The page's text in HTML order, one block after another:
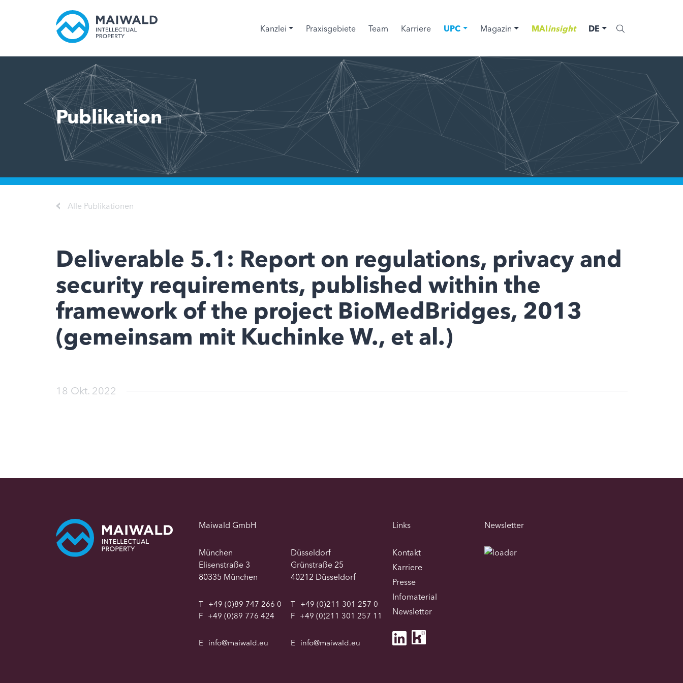
Kanzlei Praxisgebiete Team Karriere UPC Magazin MAIinsight DE
Publikation
Alle Publikationen
Deliverable 5.1: Report on regulations, privacy and
security requirements, published within the
framework of the project BioMedBridges, 2013
(gemeinsam mit Kuchinke W., et al.)
18 Okt. 2022
Maiwald GmbH
München
Elisenstraße 3
80335 München
T +49 (0)89 747 266 0
F +49 (0)89 776 424
E info@maiwald.eu
Düsseldorf
Grünstraße 25
40212 Düsseldorf
T
+49 (0)211 301 257 0
F
+49 (0)211 301 257 11
E info@maiwald.eu
Links
Kontakt
Karriere
Presse
Infomaterial
Newsletter
Newsletter